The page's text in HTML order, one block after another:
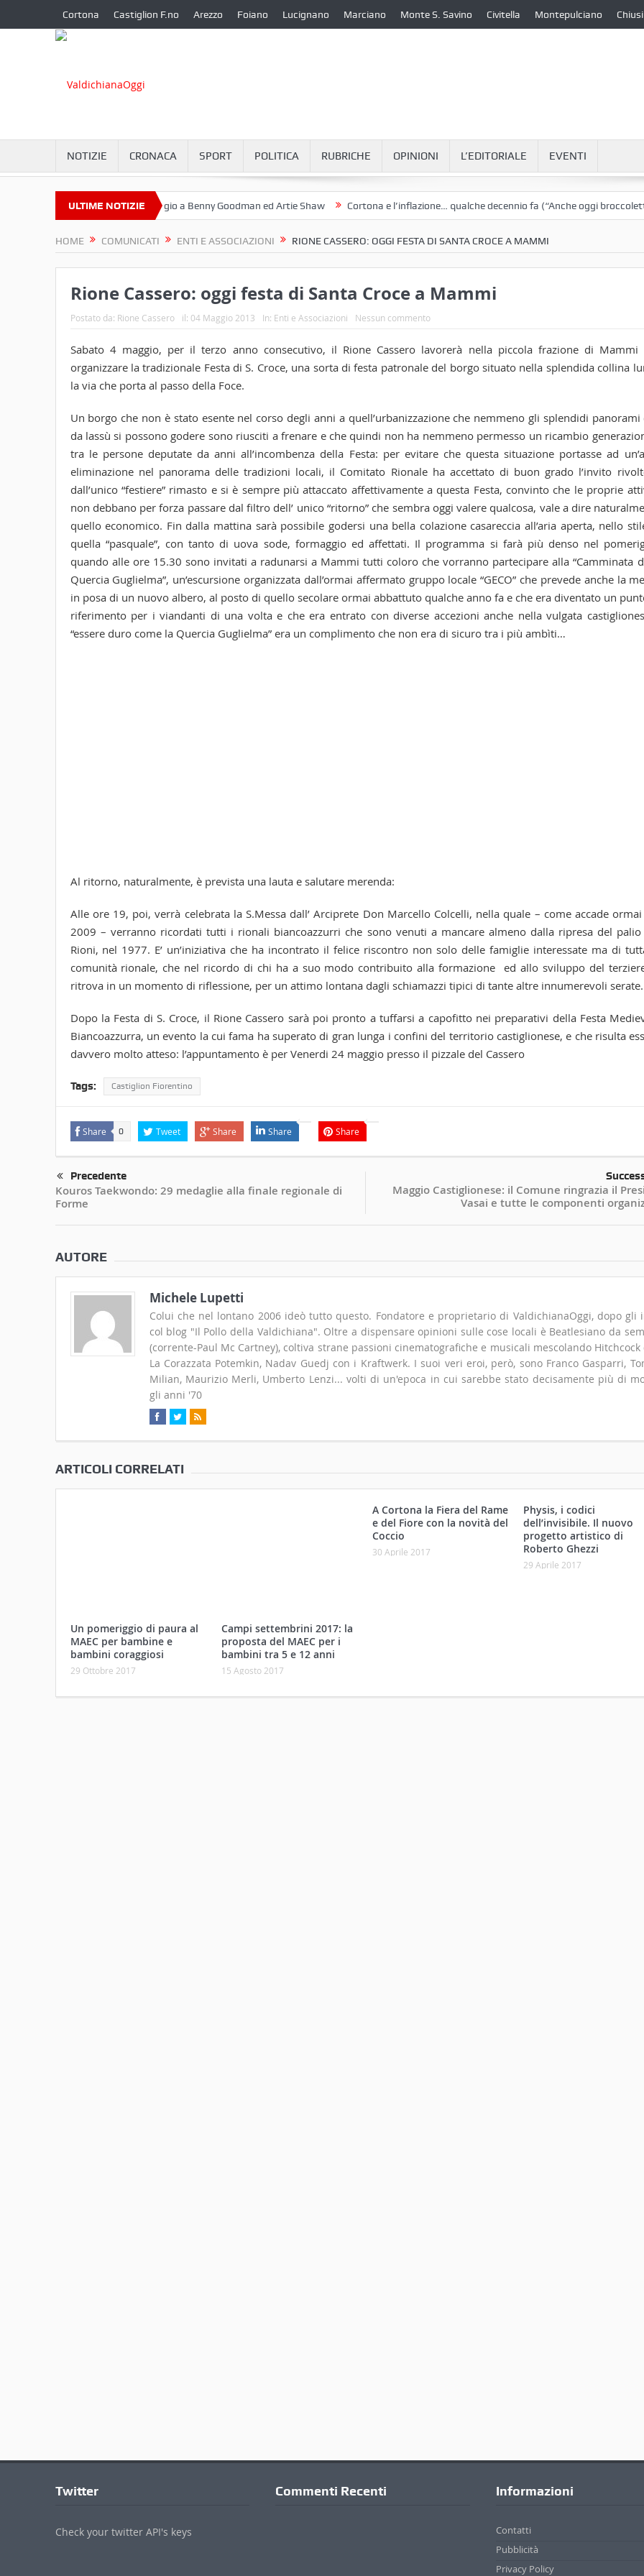
Cortona Castiglion F.no Arezzo Foiano Lucignano Marciano Monte S. Savino Civitella Montepulciano Chiusi
NOTIZIE CRONACA SPORT POLITICA RUBRICHE OPINIONI L’EDITORIALE EVENTI
ULTIME NOTIZIE
a Camucia? Omaggio a Benny Goodman ed Artie Shaw Cortona e l’inflazione… qualche decennio fa (“Anche oggi broccoletti e
HOME COMUNICATI ENTI E ASSOCIAZIONI RIONE CASSERO: OGGI FESTA DI SANTA CROCE A MAMMI
Rione Cassero: oggi festa di Santa Croce a Mammi
Postato da: Rione Cassero il: 04 Maggio 2013 In: Enti e Associazioni Nessun commento
Sabato 4 maggio, per il terzo anno consecutivo, il Rione Cassero lavorerà nella piccola frazione di Mammi
organizzare la tradizionale Festa di S. Croce, una sorta di festa patronale del borgo situato nella splendida collina
la via che porta al passo della Foce.
Un borgo che non è stato esente nel corso degli anni a quell’urbanizzazione che nemmeno gli splendidi panorami
da lassù si possono godere sono riusciti a frenare e che quindi non ha nemmeno permesso un ricambio
tra le persone deputate da anni all’incombenza della Festa: per evitare che questa situazione portasse ad
eliminazione nel panorama delle tradizioni locali, il Comitato Rionale ha accettato di buon grado l’invito
dall’unico “festiere” rimasto e si è sempre più attaccato affettivamente a questa Festa, convinto che le proprie
non debbano per forza passare dal filtro dell’ unico “ritorno” che sembra oggi valere qualcosa, vale a dire
quello economico. Fin dalla mattina sarà possibile godersi una bella colazione casareccia all’aria aperta, nello
quella “pasquale”, con tanto di uova sode, formaggio ed affettati. Il programma si farà più denso nel
quando alle ore 15.30 sono invitati a radunarsi a Mammi tutti coloro che vorranno partecipare alla “Camminata
Quercia Guglielma”, un’escursione organizzata dall’ormai affermato gruppo locale “GECO” che prevede anche la
in posa di un nuovo albero, al posto di quello secolare ormai abbattuto qualche anno fa e che era diventato un
riferimento per i viandanti di una volta e che era entrato con diverse accezioni anche nella vulgata
“essere duro come la Quercia Guglielma” era un complimento che non era di sicuro tra i più ambìti…
Al ritorno, naturalmente, è prevista una lauta e salutare merenda:
Alle ore 19, poi, verrà celebrata la S.Messa dall’ Arciprete Don Marcello Colcelli, nella quale – come accade
2009 – verranno ricordati tutti i rionali biancoazzurri che sono venuti a mancare almeno dalla ripresa del palio
Rioni, nel 1977. E’ un’iniziativa che ha incontrato il felice riscontro non solo delle famiglie interessate ma di
comunità rionale, che nel ricordo di chi ha a suo modo contribuito alla formazione ed allo sviluppo del
ritrova in un momento di riflessione, per un attimo lontana dagli schiamazzi tipici di tante altre innumerevoli serate.
Dopo la Festa di S. Croce, il Rione Cassero sarà poi pronto a tuffarsi a capofitto nei preparativi della Festa
Biancoazzurra, un evento la cui fama ha superato di gran lunga i confini del territorio castiglionese, e che risulta
davvero molto atteso: l’appuntamento è per Venerdi 24 maggio presso il pizzale del Cassero
Tags: Castiglion Fiorentino
Share 0 Tweet Share Share Share
Precedente
Kouros Taekwondo: 29 medaglie alla finale regionale di
Forme
Maggio Castiglionese: il Comune ringrazia il
Vasai e tutte le componenti
AUTORE
Michele Lupetti
Colui che nel lontano 2006 ideò tutto questo. Fondatore e proprietario di ValdichianaOggi, dopo gli
col blog "Il Pollo della Valdichiana". Oltre a dispensare opinioni sulle cose locali è Beatlesiano da
(corrente-Paul Mc Cartney), coltiva strane passioni cinematografiche e musicali mescolando Hitchcock
La Corazzata Potemkin, Nadav Guedj con i Kraftwerk. I suoi veri eroi, però, sono Franco Gasparri,
Milian, Maurizio Merli, Umberto Lenzi... volti di un'epoca in cui sarebbe stato decisamente più di
gli anni '70
ARTICOLI CORRELATI
A Cortona la Fiera del Rame
e del Fiore con la novità del
Coccio
30 Aprile 2017
Physis, i codici
dell’invisibile. Il nuovo
progetto artistico di
Roberto Ghezzi
29 Aprile 2017
Pubblicità
Cookie Policy